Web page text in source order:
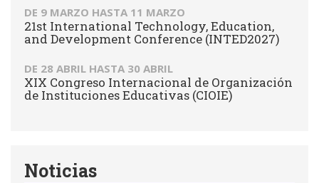
DE 9 MARZO HASTA 11 MARZO
21st International Technology, Education,
and Development Conference (INTED2027)
DE 28 ABRIL HASTA 30 ABRIL
XIX Congreso Internacional de Organización
de Instituciones Educativas (CIOIE)
Noticias